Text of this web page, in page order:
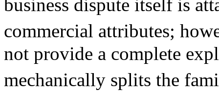
business dispute itself is
commercial attributes;
not provide a complete
mechanically splits the